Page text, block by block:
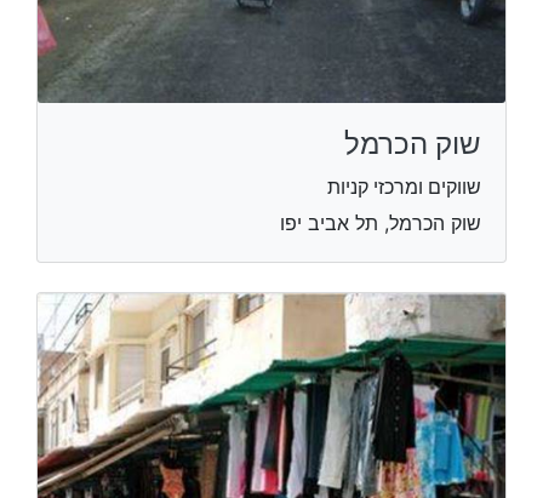
שוק הכרמל
שווקים ומרכזי קניות
שוק הכרמל, תל אביב יפו